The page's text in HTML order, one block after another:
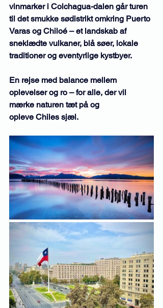
vinmarker i Colchagua-dalen går turen
til det smukke sødistrikt omkring Puerto
Varas og Chiloé – et landskab af
sneklædte vulkaner, blå søer, lokale
traditioner og eventyrlige kystbyer.
En rejse med balance mellem
oplevelser og ro – for alle, der vil
mærke naturen tæt på og
opleve Chiles sjæl.